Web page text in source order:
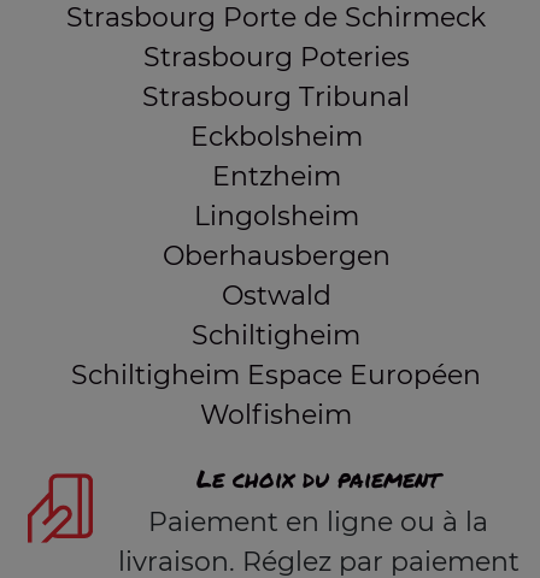
Strasbourg Porte de Schirmeck
Strasbourg Poteries
Strasbourg Tribunal
Eckbolsheim
Entzheim
Lingolsheim
Oberhausbergen
Ostwald
Schiltigheim
Schiltigheim Espace Européen
Wolfisheim
Le choix du paiement
Paiement en ligne ou à la
livraison. Réglez par paiement